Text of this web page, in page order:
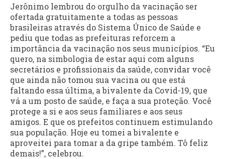
Jerônimo lembrou do orgulho da vacinação ser
ofertada gratuitamente a todas as pessoas
brasileiras através do Sistema Único de Saúde e
pediu que todas as prefeituras reforcem a
importância da vacinação nos seus municípios. “Eu
quero, na simbologia de estar aqui com alguns
secretários e profissionais da saúde, convidar você
que ainda não tomou sua vacina ou que está
faltando essa última, a bivalente da Covid-19, que
vá a um posto de saúde, e faça a sua proteção. Você
protege a si e aos seus familiares e aos seus
amigos. E que os prefeitos continuem estimulando
sua população. Hoje eu tomei a bivalente e
aproveitei para tomar a da gripe também. Tô feliz
demais!”, celebrou.